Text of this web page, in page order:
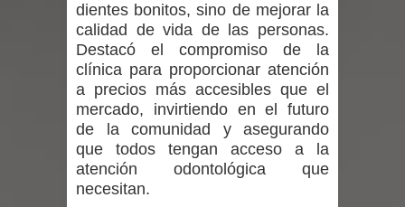
vacunación contra la Influenza y otros
virus respiratorios
Empedrado desarrolló con éxito el
desafío guerreros 2026
Banda linarense Los Remembers
dientes bonitos, sino de mejorar la
calidad de vida de las personas.
Destacó el compromiso de la
clínica para proporcionar atención
a precios más accesibles que el
mercado, invirtiendo en el futuro
de la comunidad y asegurando
que todos tengan acceso a la
atención odontológica que
necesitan.